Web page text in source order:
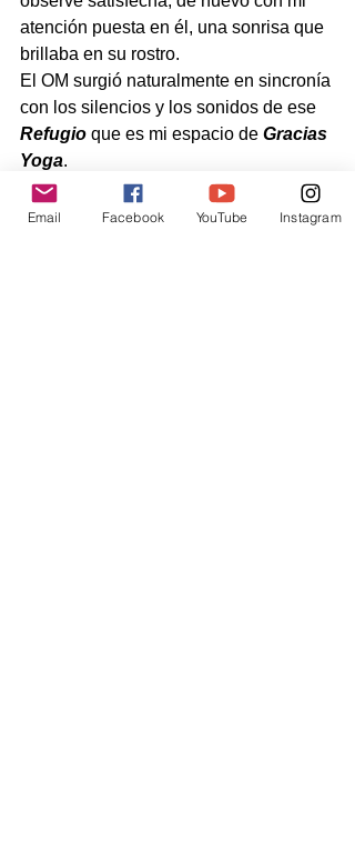
atención puesta en él, una sonrisa que
brillaba en su rostro.
El OM surgió naturalmente en sincronía
con los silencios y los sonidos de ese
Refugio que es mi espacio de Gracias
Yoga.
Juntos reverenciamos desde el
corazón.
Email Facebook YouTube Instagram